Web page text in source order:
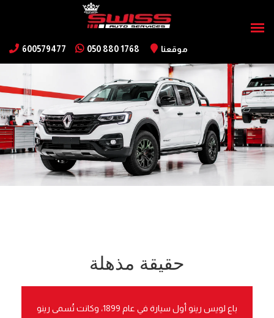
600579477 050 880 1768 موقعنا
حقيقة مذهلة
باع لويس رينو أول سيارة في عام 1899، وكانت تُسمى رينو